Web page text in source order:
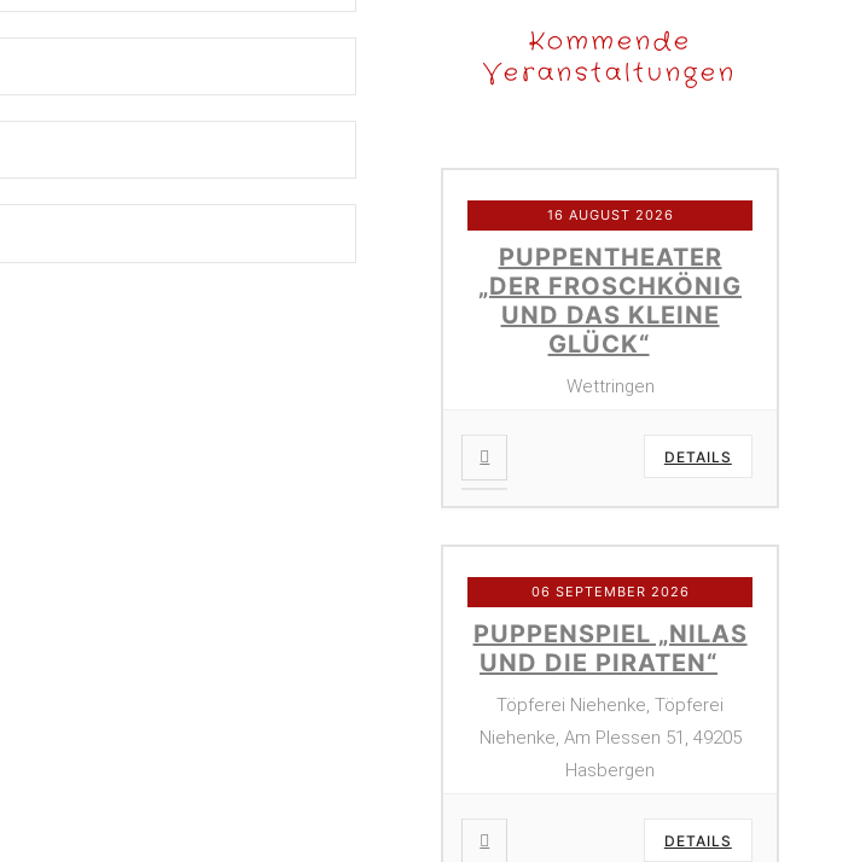
Kommende
Veranstaltungen
16 AUGUST 2026
PUPPENTHEATER
„DER FROSCHKÖNIG
UND DAS KLEINE
GLÜCK“
Wettringen
DETAILS
06 SEPTEMBER 2026
PUPPENSPIEL „NILAS
UND DIE PIRATEN“
Töpferei Niehenke, Töpferei
Niehenke, Am Plessen 51, 49205
Hasbergen
DETAILS